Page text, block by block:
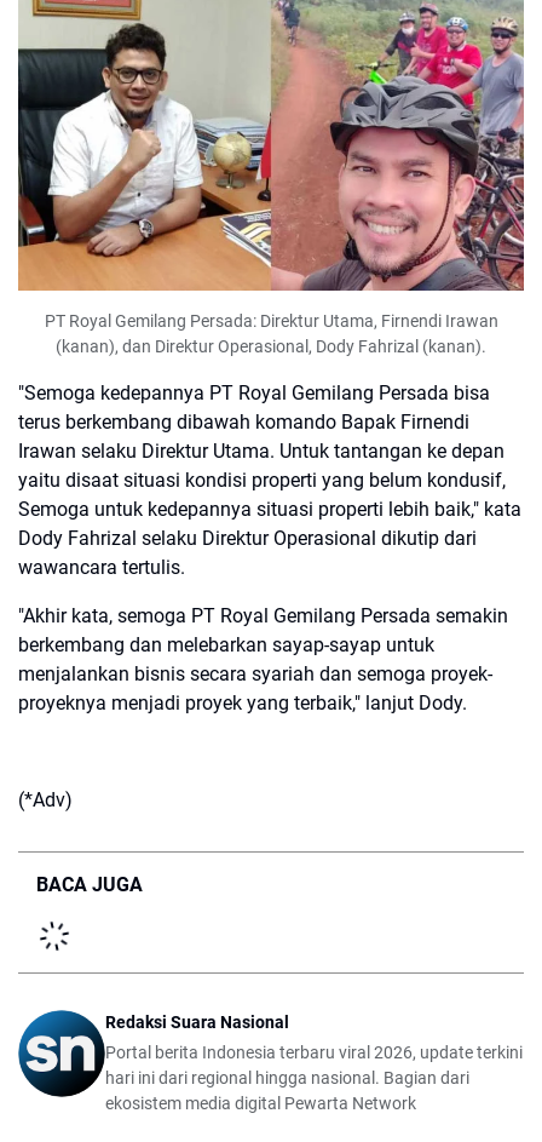
PT Royal Gemilang Persada: Direktur Utama, Firnendi Irawan
(kanan), dan Direktur Operasional, Dody Fahrizal (kanan).
"Semoga kedepannya PT Royal Gemilang Persada bisa
terus berkembang dibawah komando Bapak Firnendi
Irawan selaku Direktur Utama. Untuk tantangan ke depan
yaitu disaat situasi kondisi properti yang belum kondusif,
Semoga untuk kedepannya situasi properti lebih baik," kata
Dody Fahrizal selaku Direktur Operasional dikutip dari
wawancara tertulis.
"Akhir kata, semoga PT Royal Gemilang Persada semakin
berkembang dan melebarkan sayap-sayap untuk
menjalankan bisnis secara syariah dan semoga proyek-
proyeknya menjadi proyek yang terbaik," lanjut Dody.
(*Adv)
BACA JUGA
Redaksi Suara Nasional
Portal berita Indonesia terbaru viral 2026, update terkini
hari ini dari regional hingga nasional. Bagian dari
ekosistem media digital Pewarta Network